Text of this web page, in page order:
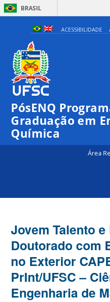
BRASIL
ACESSIBILIDADE
PósENQ
Graduação em
Química
Área
Jovem Talento e
Doutorado com
no Exterior
PrInt/UFSC –
Engenharia de